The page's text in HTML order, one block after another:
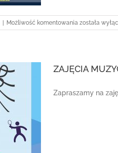
Możliwość komentowania AKCJA
LATO
została
ZAJĘCIA
Zapraszamy na